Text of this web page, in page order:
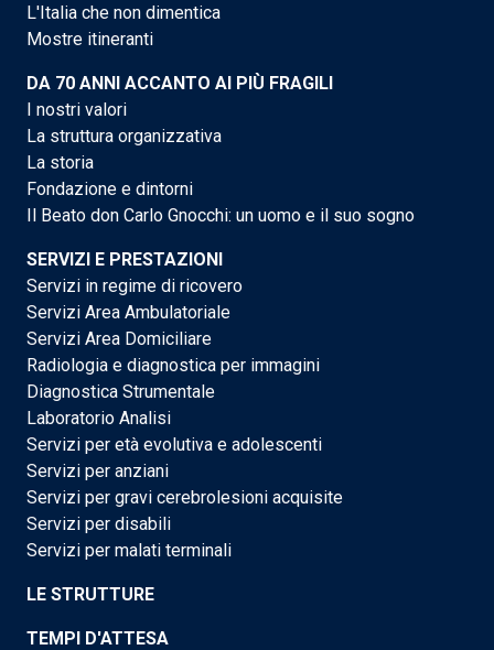
L'Italia che non dimentica
Mostre itineranti
DA 70 ANNI ACCANTO AI PIÙ FRAGILI
I nostri valori
La struttura organizzativa
La storia
Fondazione e dintorni
Il Beato don Carlo Gnocchi: un uomo e il suo sogno
SERVIZI E PRESTAZIONI
Servizi in regime di ricovero
Servizi Area Ambulatoriale
Servizi Area Domiciliare
Radiologia e diagnostica per immagini
Diagnostica Strumentale
Laboratorio Analisi
Servizi per età evolutiva e adolescenti
Servizi per anziani
Servizi per gravi cerebrolesioni acquisite
Servizi per disabili
Servizi per malati terminali
LE STRUTTURE
TEMPI D'ATTESA